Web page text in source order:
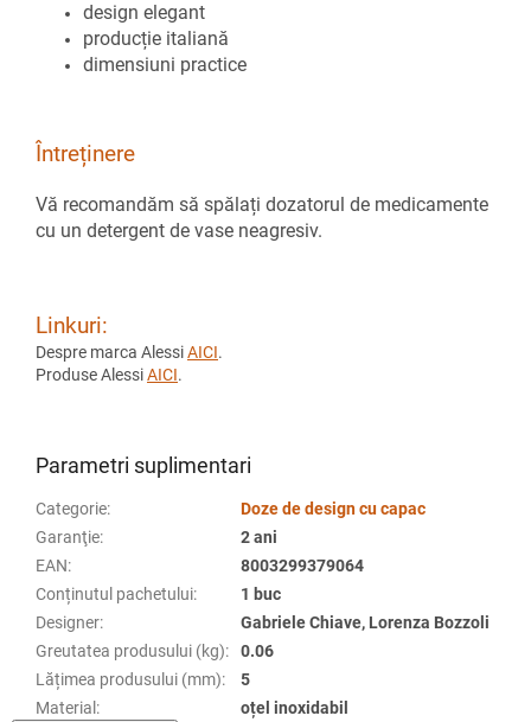
design elegant
producție italiană
dimensiuni practice
Întreținere
Vă recomandăm să spălați dozatorul de medicamente
cu un detergent de vase neagresiv.
Linkuri:
Despre marca AlessiAICI.
Produse AlessiAICI.
Parametri suplimentari
Categorie:
Doze de design cu capac
Garanţie:
2 ani
EAN:
8003299379064
Conținutul pachetului:
1 buc
Designer:
Gabriele Chiave, Lorenza Bozzoli
Greutatea produsului (kg):
0.06
Lățimea produsului (mm):
5
Material :
oțel inoxidabil